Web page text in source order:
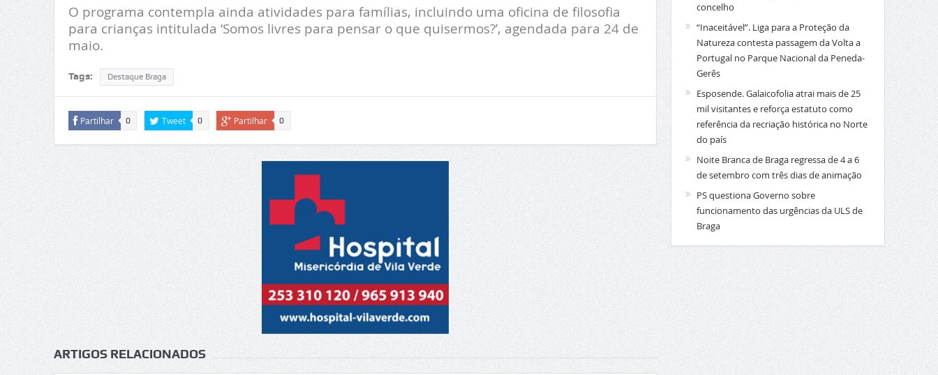
O programa contempla ainda atividades para famílias, incluindo uma oficina de filosofia
para crianças intitulada ‘Somos livres para pensar o que quisermos?’, agendada para 24 de
maio.
Tags: Destaque Braga
Partilhar 0 Tweet 0 Partilhar 0
ARTIGOS RELACIONADOS
concelho
“Inaceitável”. Liga para a Proteção da
Natureza contesta passagem da Volta a
Portugal no Parque Nacional da Peneda-
Gerês
Esposende. Galaicofolia atrai mais de 25
mil visitantes e reforça estatuto como
referência da recriação histórica no Norte
do país
Noite Branca de Braga regressa de 4 a 6
de setembro com três dias de animação
PS questiona Governo sobre
funcionamento das urgências da ULS de
Braga